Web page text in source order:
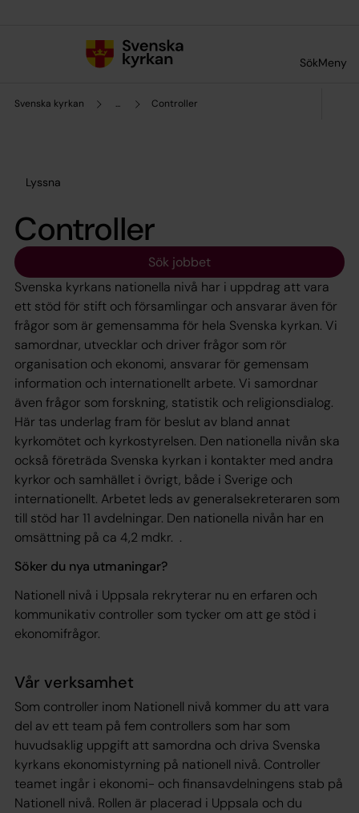
SökMeny
Svenska kyrkan ... Controller
Lyssna
Controller
Sök jobbet
Svenska kyrkans nationella nivå har i uppdrag att vara
ett stöd för stift och församlingar och ansvarar även för
frågor som är gemensamma för hela Svenska kyrkan. Vi
samordnar, utvecklar och driver frågor som rör
organisation och ekonomi, ansvarar för gemensam
information och internationellt arbete. Vi samordnar
även frågor som forskning, statistik och religionsdialog.
Här tas underlag fram för beslut av bland annat
kyrkomötet och kyrkostyrelsen. Den nationella nivån ska
också företräda Svenska kyrkan i kontakter med andra
kyrkor och samhället i övrigt, både i Sverige och
internationellt. Arbetet leds av generalsekreteraren som
till stöd har 11 avdelningar. Den nationella nivån har en
omsättning på ca 4,2 mdkr. .
Söker du nya utmaningar?
Nationell nivå i Uppsala rekryterar nu en erfaren och
kommunikativ controller som tycker om att ge stöd i
ekonomifrågor.
Vår verksamhet
Som controller inom Nationell nivå kommer du att vara
del av ett team på fem controllers som har som
huvudsaklig uppgift att samordna och driva Svenska
kyrkans ekonomistyrning på nationell nivå. Controller
teamet ingår i ekonomi- och finansavdelningens stab på
Nationell nivå. Rollen är placerad i Uppsala och du